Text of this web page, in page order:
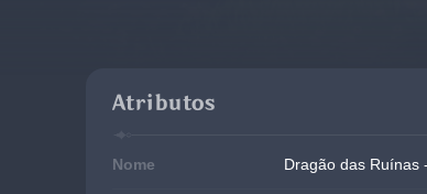
Atributos
Nome Dragão das Ruínas